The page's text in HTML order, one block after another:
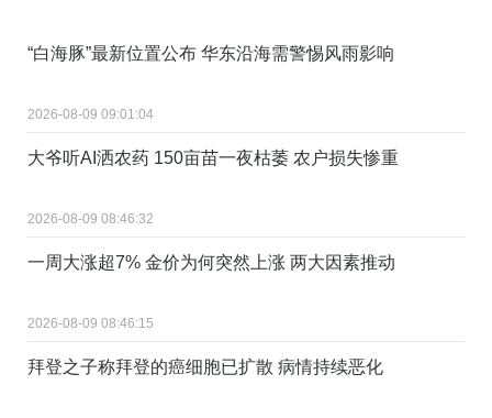
“白海豚”最新位置公布 华东沿海需警惕风雨影响
2026-08-09 09:01:04
大爷听AI洒农药 150亩苗一夜枯萎 农户损失惨重
2026-08-09 08:46:32
一周大涨超7% 金价为何突然上涨 两大因素推动
2026-08-09 08:46:15
拜登之子称拜登的癌细胞已扩散 病情持续恶化